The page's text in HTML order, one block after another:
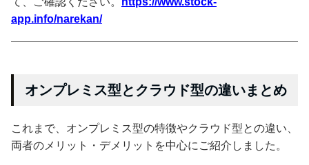
app.info/narekan/
オンプレミス型とクラウド型の違いまとめ
これまで、オンプレミス型の特徴やクラウド型との違い、
両者のメリット・デメリットを中心にご紹介しました。